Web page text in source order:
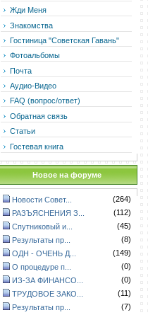
Жди Меня
Знакомства
Гостиница "Советская Гавань"
Фотоальбомы
Почта
Аудио-Видео
FAQ (вопрос/ответ)
Обратная связь
Статьи
Гостевая книга
Новое на форуме
Новости Совет...
(264)
РАЗЪЯСНЕНИЯ З...
(112)
Спутниковый и...
(45)
Результаты пр...
(8)
ОДН - ОЧЕНЬ Д...
(149)
О процедуре п...
(0)
ИЗ-ЗА ФИНАНСО...
(0)
ТРУДОВОЕ ЗАКО...
(11)
Результаты пр...
(7)